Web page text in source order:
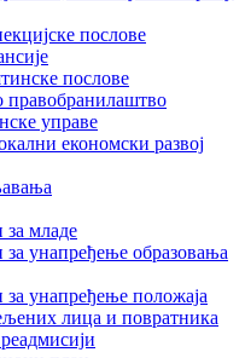
послове
послове
правобранилаштво
управе
економски развој
младе
унапређење образовања
унапређење положаја
лица и повратника